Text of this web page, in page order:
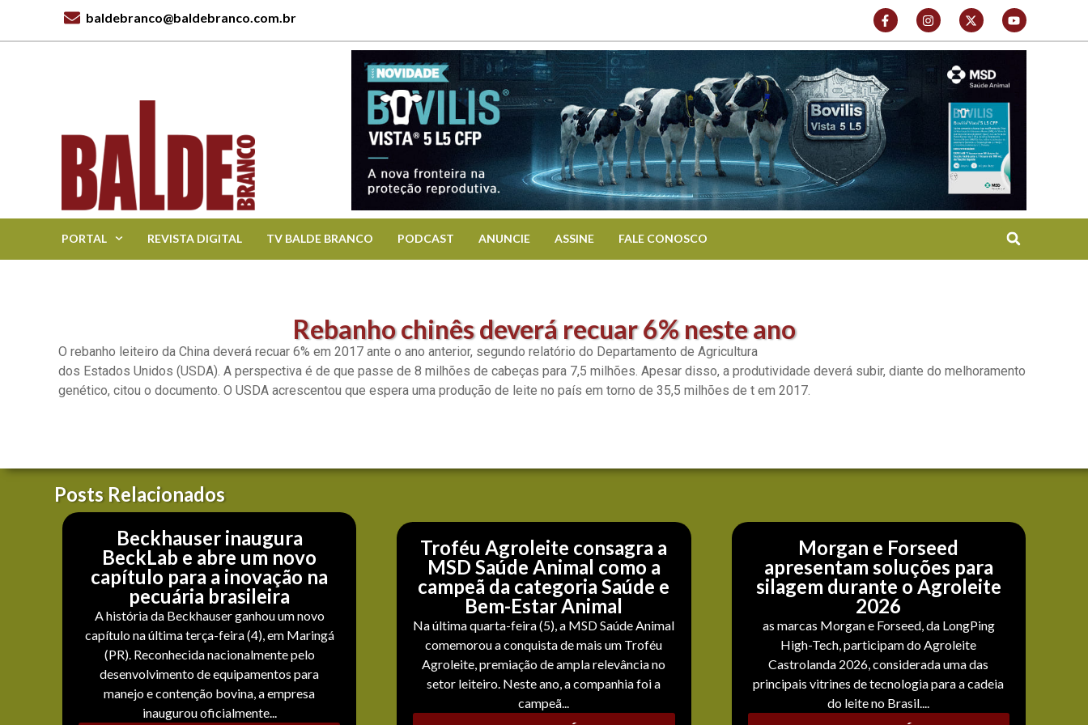
baldebranco@baldebranco.com.br
PORTAL REVISTA DIGITAL TV BALDE BRANCO PODCAST ANUNCIE ASSINE FALE CONOSCO
Rebanho chinês deverá recuar 6% neste ano
O rebanho leiteiro da China deverá recuar 6% em 2017 ante o ano anterior, segundo relatório do Departamento de Agricultura
dos Estados Unidos (USDA). A perspectiva é de que passe de 8 milhões de cabeças para 7,5 milhões. Apesar disso, a produtividade deverá subir, diante do melhoramento
genético, citou o documento. O USDA acrescentou que espera uma produção de leite no país em torno de 35,5 milhões de t em 2017.
Posts Relacionados
Beckhauser inaugura
BeckLab e abre um novo
capítulo para a inovação na
pecuária brasileira
A história da Beckhauser ganhou um novo
capítulo na última terça-feira (4), em Maringá
(PR). Reconhecida nacionalmente pelo
desenvolvimento de equipamentos para
manejo e contenção bovina, a empresa
inaugurou oficialmente...
Troféu Agroleite consagra a
MSD Saúde Animal como a
campeã da categoria Saúde e
Bem-Estar Animal
Na última quarta-feira (5), a MSD Saúde Animal
comemorou a conquista de mais um Troféu
Agroleite, premiação de ampla relevância no
setor leiteiro. Neste ano, a companhia foi a
campeã...
Morgan e Forseed
apresentam soluções para
silagem durante o Agroleite
2026
as marcas Morgan e Forseed, da LongPing
High-Tech, participam do Agroleite
Castrolanda 2026, considerada uma das
principais vitrines de tecnologia para a cadeia
do leite no Brasil....